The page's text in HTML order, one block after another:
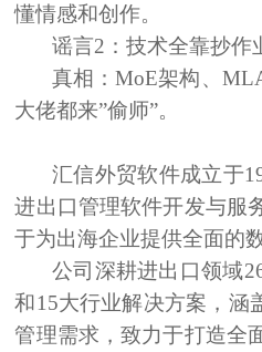
懂情感和创作。
谣言2：技术全靠抄作
真相：MoE架构、
大佬都来”偷师”。
汇信外贸软件成立于
进出口管理软件开发与服
于为出海企业提供全面的
公司深耕进出口领域
和15大行业解决方案，涵
管理需求，致力于打造全